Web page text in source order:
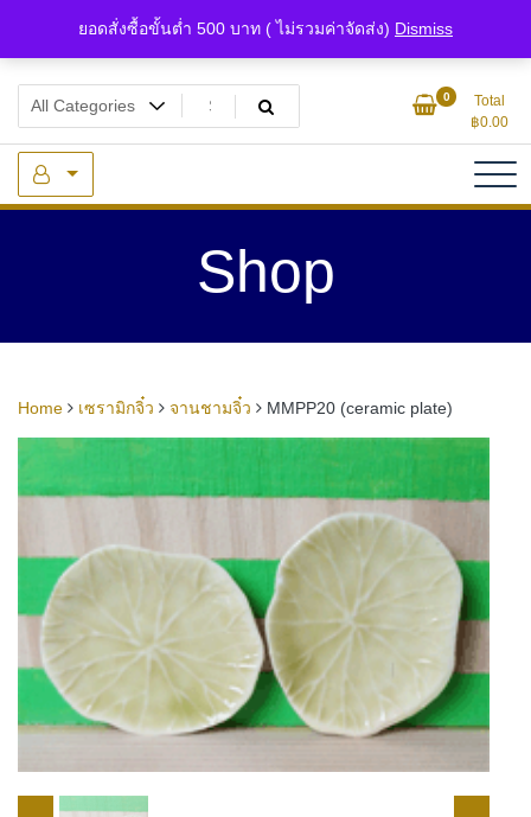
ยอดสั่งซื้อขั้นต่ำ 500 บาท ( ไม่รวมค่าจัดส่ง) Dismiss
content
ของจิ๋ว.com
แหล่งรวมเซรามิกจิ๋วและของจิ๋วจากดินไทย
0
Total
฿0.00
Shop
Home เซรามิกจิ๋ว จานชามจิ๋ว MMPP20 (ceramic plate)